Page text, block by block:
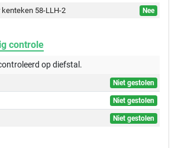
58-LLH-2
Nee
controle
opdiefstal.
Niet gestolen
Niet gestolen
Niet gestolen